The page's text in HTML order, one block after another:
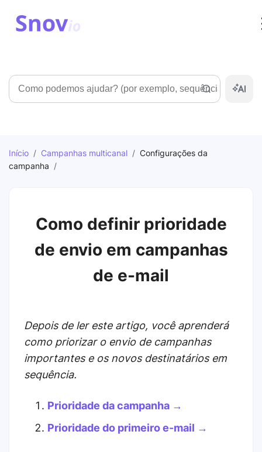
Pesquisar
Início / Campanhas multicanal / Configurações da
campanha /
Como definir prioridade
de envio em campanhas
de e-mail
Depois de ler este artigo, você aprenderá
como priorizar o envio de campanhas
importantes e os novos destinatários em
sequência.
Prioridade da campanha →
Prioridade do primeiro e-mail →